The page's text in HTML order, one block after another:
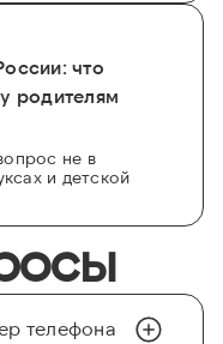
что
родителям
не в
и детской
телефона